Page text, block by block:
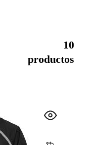
10
productos